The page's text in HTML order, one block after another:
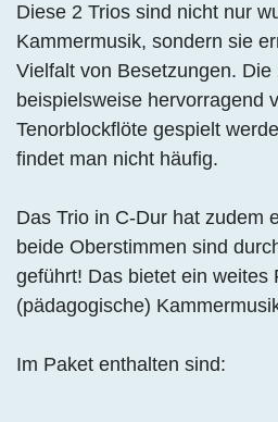
Diese 2 Trios sind nicht nur
Kammermusik, sondern sie
Vielfalt von Besetzungen. Die
beispielsweise hervorragend
Tenorblockflöte gespielt
findet man nicht häufig.
Das Trio in C-Dur hat zudem
beide Oberstimmen sind
geführt! Das bietet ein weites
(pädagogische)
Im Paket enthalten sind: